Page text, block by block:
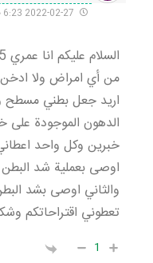
من أي امراض ولا ادخن
اريد جعل بطني
الدهون الموجودة
خبرين وكل واحد
اوصى بعملية شد البطن
والثاني اوصى بشد
تعطوني اقتراحاتكم
1